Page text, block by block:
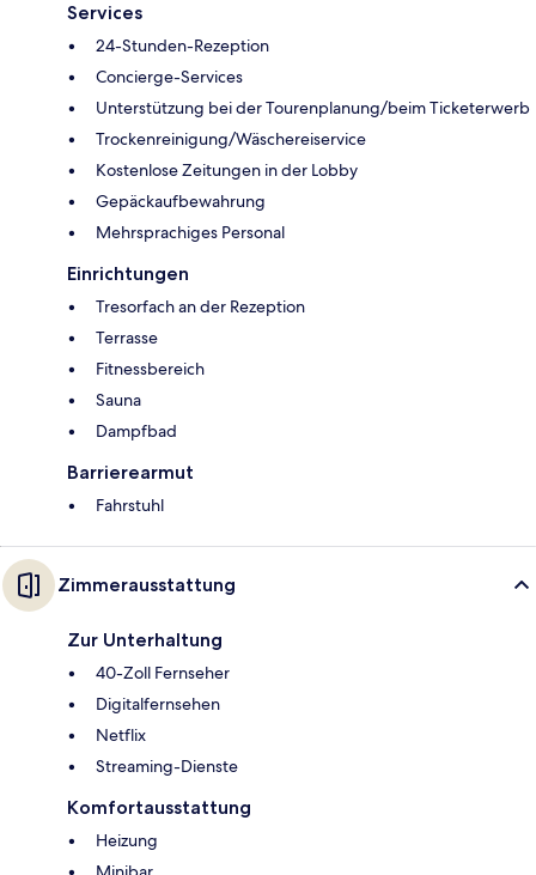
Services
24-Stunden-Rezeption
Concierge-Services
Unterstützung bei der Tourenplanung/beim Ticketerwerb
Trockenreinigung/Wäschereiservice
Kostenlose Zeitungen in der Lobby
Gepäckaufbewahrung
Mehrsprachiges Personal
Einrichtungen
Tresorfach an der Rezeption
Terrasse
Fitnessbereich
Sauna
Dampfbad
Barrierearmut
Fahrstuhl
Zimmerausstattung
Zur Unterhaltung
40-Zoll Fernseher
Digitalfernsehen
Netflix
Streaming-Dienste
Komfortausstattung
Heizung